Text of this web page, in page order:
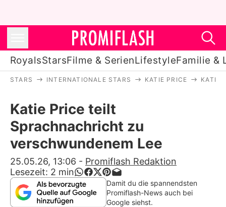
RoyalsStarsFilme & SerienLifestyleFamilie &
Stars
Filme & Serien
Lifestyle
Familie & Liebe
Promiflash Exklusiv
STARS INTERNATIONALE STARS KATIE PRICE KATIE
Katie Price teilt
Sprachnachricht zu
verschwundenem Lee
25.05.26, 13:06 - Promiflash Redaktion
Lesezeit: 2 min
Damit du die spannendsten
Promiflash-News auch bei
Google siehst.